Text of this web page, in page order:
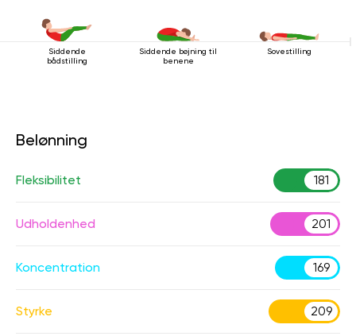
Siddende
bådstilling
Siddende bøjning til
benene
Sovestilling
Belønning
Fleksibilitet 181
Udholdenhed 201
Koncentration 169
Styrke 209